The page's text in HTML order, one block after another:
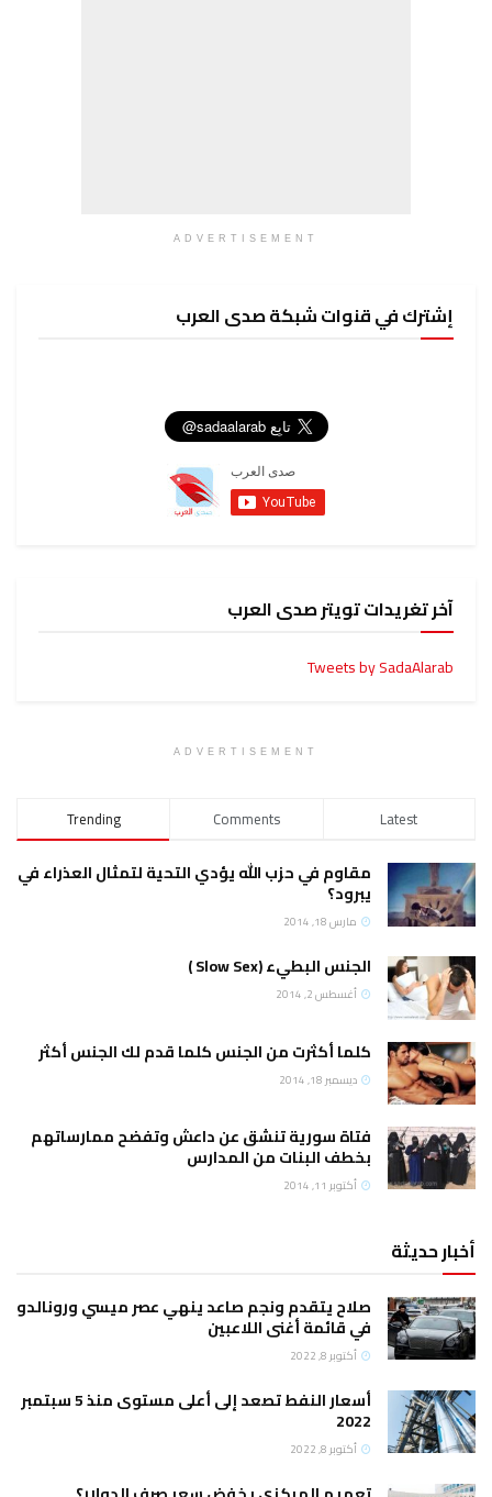
ADVERTISEMENT
إشترك في قنوات شبكة صدى العرب
آخر تغريدات تويتر صدى العرب
Tweets by SadaAlarab
ADVERTISEMENT
Trending Comments Latest
مقاوم في حزب الله يؤدي التحية لتمثال العذراء في
يبرود؟
مارس 18, 2014
الجنس البطيء (Slow Sex )
أغسطس 2, 2014
كلما أكثرت من الجنس كلما قدم لك الجنس أكثر
ديسمبر 18, 2014
فتاة سورية تنشق عن داعش وتفضح ممارساتهم
بخطف البنات من المدارس
أكتوبر 11, 2014
أخبار حديثة
صلاح يتقدم ونجم صاعد ينهي عصر ميسي ورونالدو
في قائمة أغنى اللاعبين
أكتوبر 8, 2022
أسعار النفط تصعد إلى أعلى مستوى منذ 5 سبتمبر
2022
أكتوبر 8, 2022